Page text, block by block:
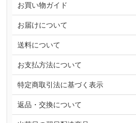
お買い物ガイド
お届けについて
送料について
お支払方法について
特定商取引法に基づく表示
返品・交換について